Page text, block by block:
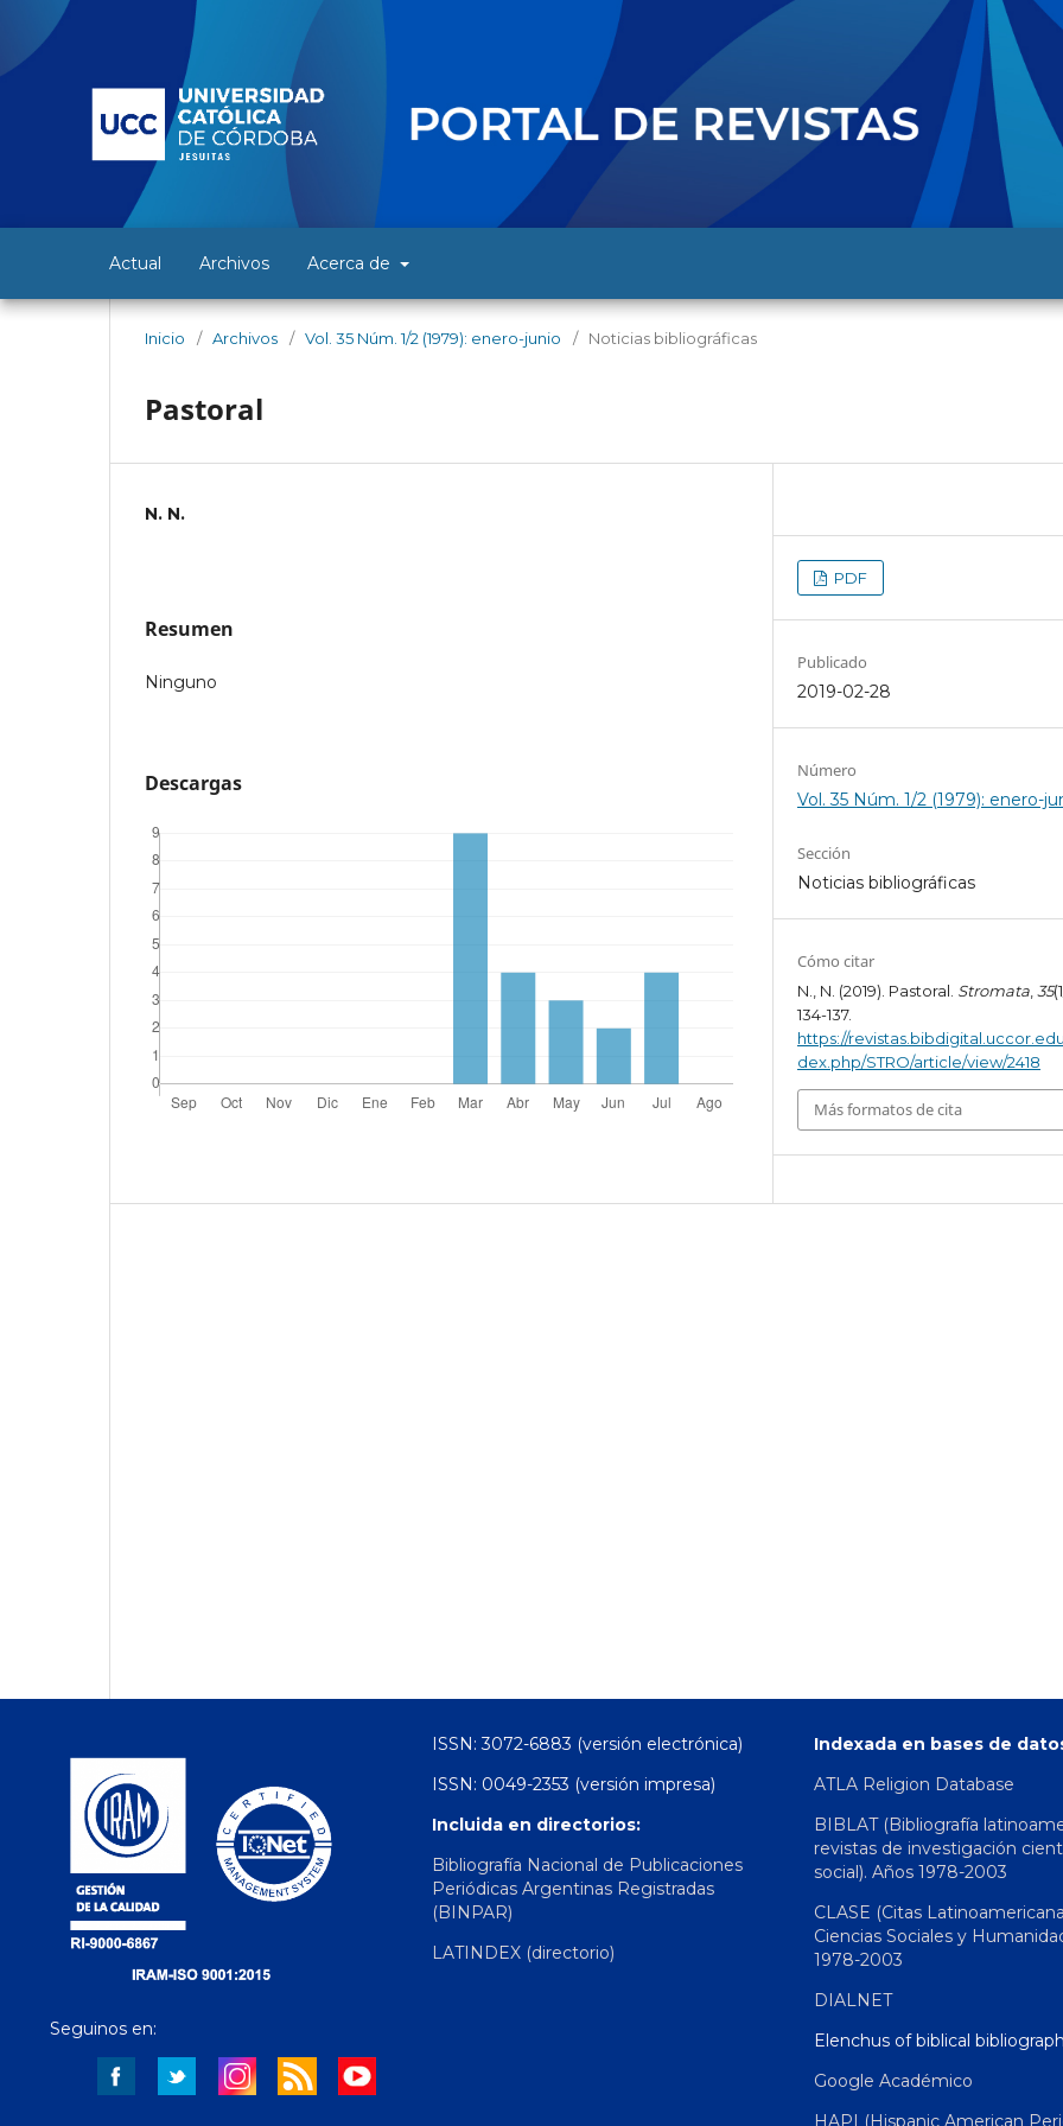
Actual Archivos Acerca de
Inicio / Archivos / Vol. 35 Núm. 1/2 (1979): enero-junio / Noticias bibliográficas
Pastoral
N. N.
Resumen
Ninguno
Descargas
PDF
Publicado
2019-02-28
Número
Vol. 35 Núm. 1/2 (1979): enero-
Sección
Noticias bibliográficas
Cómo citar
N., N. (2019). Pastoral. Stromata ,35
134-137.
https://
dex.php/STRO/article/view/2418
Más formatos de cita
Seguinos en:
ISSN: 3072-6883 (versión electrónica)
ISSN: 0049-2353 (versión impresa)
Incluida en directorios:
Bibliografía Nacional de Publicaciones
Periódicas Argentinas Registradas
(BINPAR)
LATINDEX (directorio)
Indexada en bases de
ATLA Religion Database
BIBLAT (Bibliografía
revistas de investigación
social). Años 1978-2003
CLASE (Citas
Ciencias Sociales y
1978-2003
DIALNET
Elenchus of biblical
Google Académico
HAPI (Hispanic American